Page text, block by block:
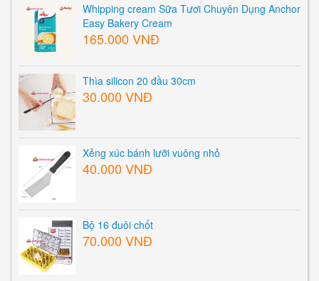
Whipping cream Sữa Tươi Chuyên Dụng Anchor
Easy Bakery Cream
165.000 VNĐ
Thìa silicon 20 đầu 30cm
30.000 VNĐ
Xẻng xúc bánh lưỡi vuông nhỏ
40.000 VNĐ
Bộ 16 đuôi chốt
70.000 VNĐ